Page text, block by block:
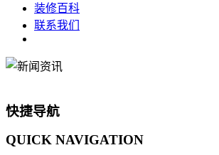
装修百科
联系我们
快捷导航
QUICK NAVIGATION